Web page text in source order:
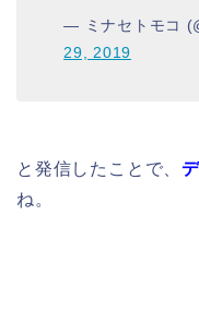
— ミナセトモコ
29, 2019
と発信したことで、
ね。